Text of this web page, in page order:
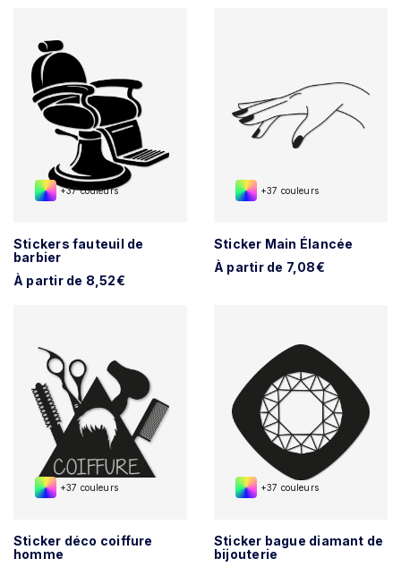
+37 couleurs
Stickers fauteuil de
barbier
À partir de 8,52€
+37 couleurs
Sticker Main Élancée
À partir de 7,08€
+37 couleurs
Sticker déco coiffure
homme
+37 couleurs
Sticker bague diamant de
bijouterie